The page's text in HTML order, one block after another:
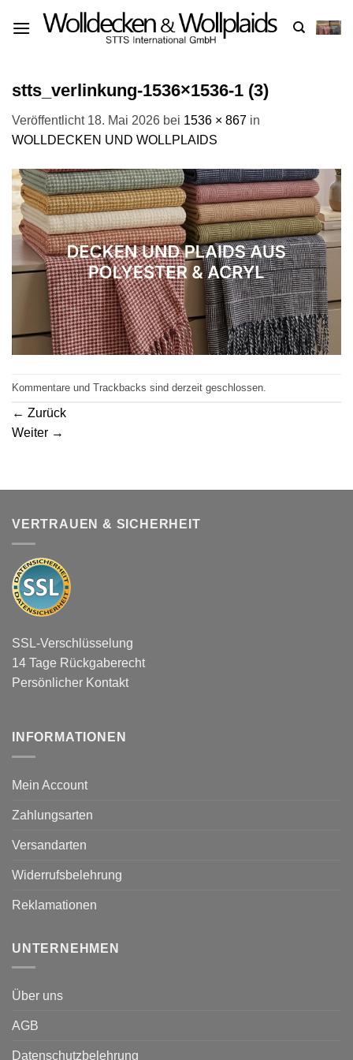
Inhalt
stts_verlinkung-1536×1536-1 (3)
Veröffentlicht 18. Mai 2026 bei 1536 × 867 in
WOLLDECKEN UND WOLLPLAIDS
Kommentare und Trackbacks sind derzeit geschlossen.
← Zurück
Weiter →
VERTRAUEN & SICHERHEIT
SSL-Verschlüsselung
14 Tage Rückgaberecht
Persönlicher Kontakt
INFORMATIONEN
Mein Account
Zahlungsarten
Versandarten
Widerrufsbelehrung
Reklamationen
UNTERNEHMEN
Über uns
AGB
Datenschutzbelehrung